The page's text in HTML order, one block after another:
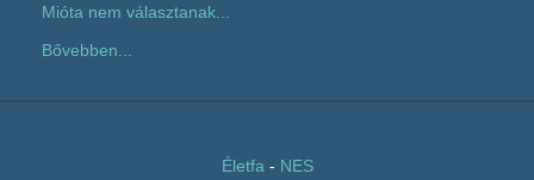
Mióta nem választanak...
Bővebben...
Életfa - NES